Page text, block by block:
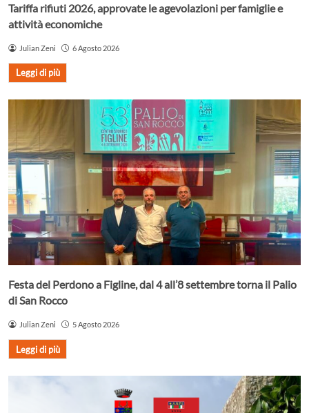
Tariffa rifiuti 2026, approvate le agevolazioni per famiglie e
attività economiche
Julian Zeni 6 Agosto 2026
Leggi di più
Festa del Perdono a Figline, dal 4 all’8 settembre torna il Palio
di San Rocco
Julian Zeni 5 Agosto 2026
Leggi di più